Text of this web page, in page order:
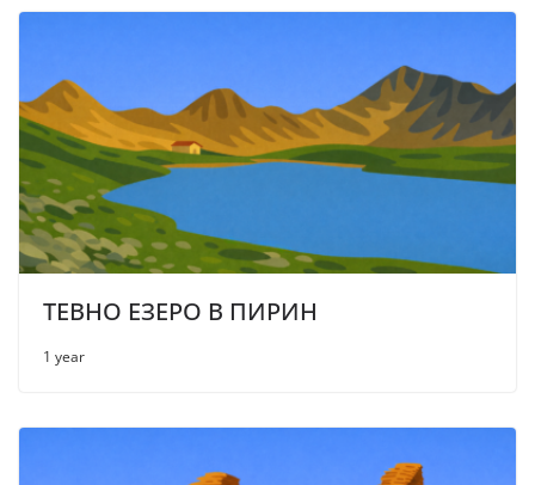
ТЕВНО ЕЗЕРО В ПИРИН
1 year